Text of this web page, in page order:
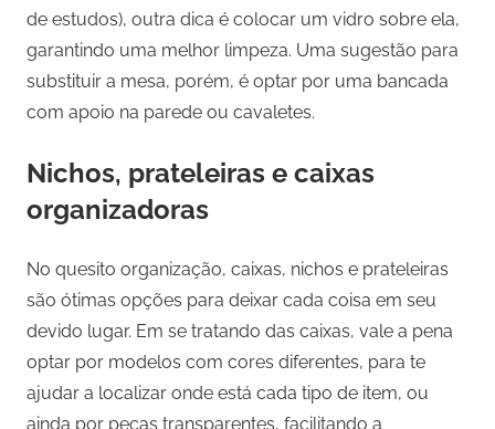
de estudos), outra dica é colocar um vidro sobre ela,
garantindo uma melhor limpeza. Uma sugestão para
substituir a mesa, porém, é optar por uma bancada
com apoio na parede ou cavaletes.
Nichos, prateleiras e caixas
organizadoras
No quesito organização, caixas, nichos e prateleiras
são ótimas opções para deixar cada coisa em seu
devido lugar. Em se tratando das caixas, vale a pena
optar por modelos com cores diferentes, para te
ajudar a localizar onde está cada tipo de item, ou
ainda por peças transparentes, facilitando a